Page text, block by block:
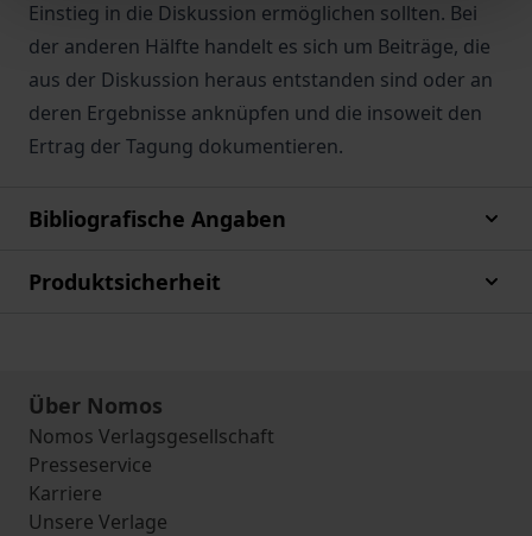
Einstieg in die Diskussion ermöglichen sollten. Bei
der anderen Hälfte handelt es sich um Beiträge, die
aus der Diskussion heraus entstanden sind oder an
deren Ergebnisse anknüpfen und die insoweit den
Ertrag der Tagung dokumentieren.
Bibliografische Angaben
Produktsicherheit
Über Nomos
Nomos Verlagsgesellschaft
Presseservice
Karriere
Unsere Verlage